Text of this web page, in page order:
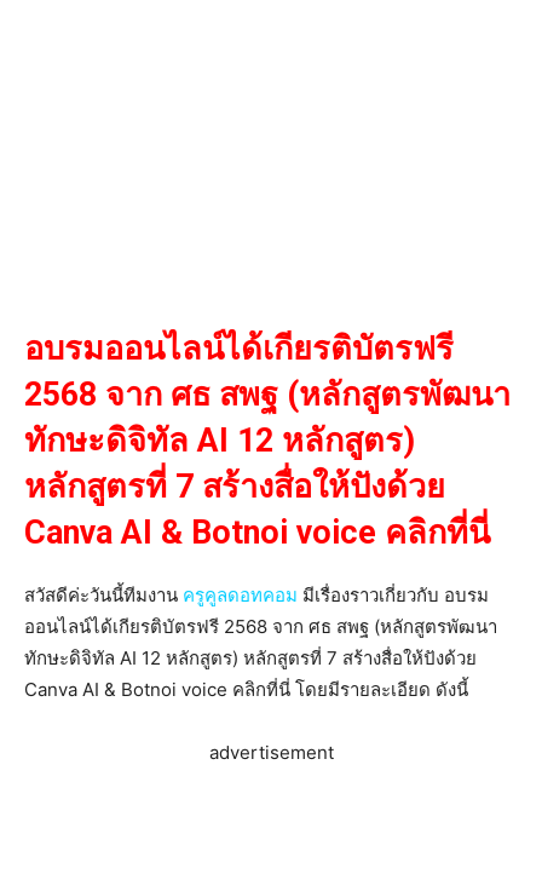
อบรมออนไลน์ได้เกียรติบัตรฟรี
2568 จาก ศธ สพฐ (หลักสูตรพัฒนา
ทักษะดิจิทัล AI 12 หลักสูตร)
หลักสูตรที่ 7 สร้างสื่อให้ปังด้วย
Canva AI & Botnoi voice คลิกที่นี่
สวัสดีค่ะวันนี้ทีมงาน ครูคูลดอทคอม มีเรื่องราวเกี่ยวกับ อบรม
ออนไลน์ได้เกียรติบัตรฟรี 2568 จาก ศธ สพฐ (หลักสูตรพัฒนา
ทักษะดิจิทัล AI 12 หลักสูตร) หลักสูตรที่ 7 สร้างสื่อให้ปังด้วย
Canva AI & Botnoi voice คลิกที่นี่ โดยมีรายละเอียด ดังนี้
advertisement